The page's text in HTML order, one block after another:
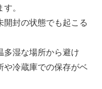
。
封の状態でも起こる
湿な場所から避け
や冷蔵庫での保存がベ